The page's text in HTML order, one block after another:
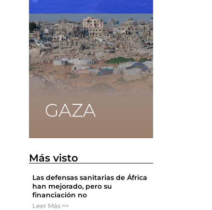
Más visto
Las defensas sanitarias de África
han mejorado, pero su
financiación no
Leer Más >>